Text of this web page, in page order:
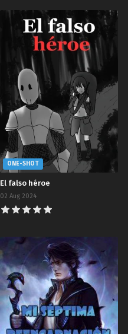
ONE-SHOT
El falso héroe
02 Aug 2024